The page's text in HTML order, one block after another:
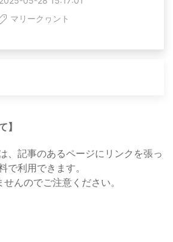
マリークヮント
】
、記事のあるページにリンクを張っ
で利用できます。
んのでご注意ください。